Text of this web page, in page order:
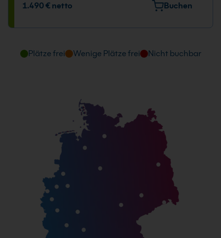
Datum und Uhrzeit
1.490 € netto Buchen
Plätze frei Wenige Plätze frei Nicht buchbar